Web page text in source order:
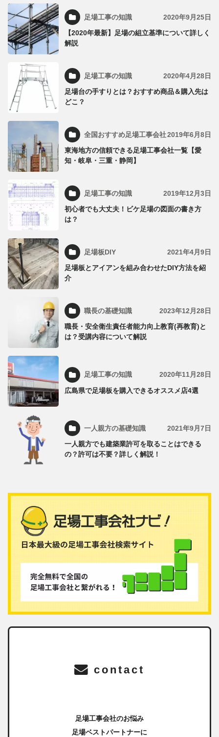
足場工事の知識 2020年9月25日
【2020年最新】足場の組立基準について詳しく
解説
足場工事の知識 2020年4月28日
足場台の手すりとは？おすすめ商品＆購入先は
どこ？
全国おすすめ足場工事会社2019年6月8日
東海地方の信頼できる足場工事会社一覧【愛
知・岐阜・三重・静岡】
足場工事の知識 2019年12月3日
初心者でも大丈夫！ビケ足場の図面の書き方
は？
足場板DIY 2021年4月9日
足場板とアイアンを組み合わせたDIY方法を紹
介
職長の基礎知識 2023年12月28日
職長・安全衛生責任者能力向上教育(再教育)と
は？受講内容について解説
足場工事の知識 2020年11月28日
広島県で足場板を購入できるオススメ店4選
一人親方の基礎知識 2021年9月7日
一人親方でも建築業許可を取ることはできる
の？許可は不要？詳しく解説！
contact
足場工事会社のお悩み
足場ベストパートナーに